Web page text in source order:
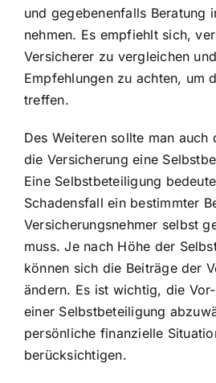
und gegebenenfalls Beratung
nehmen. Es empfiehlt sich,
Versicherer zu vergleichen
Empfehlungen zu achten, um
treffen.
Des Weiteren sollte man auch
die Versicherung eine
Eine Selbstbeteiligung
Schadensfall ein bestimmter
Versicherungsnehmer selbst
muss. Je nach Höhe der
können sich die Beiträge der
ändern. Es ist wichtig, die
einer Selbstbeteiligung
persönliche finanzielle
berücksichtigen.